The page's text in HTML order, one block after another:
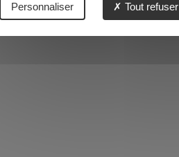
Tout refuser
Personnaliser